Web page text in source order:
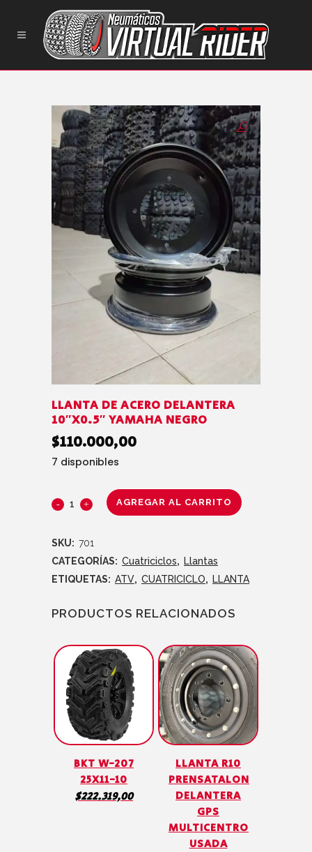
LLANTA DE ACERO DELANTERA
10″X0.5″ YAMAHA NEGRO
$110.000,00
7 disponibles
AGREGAR AL CARRITO
SKU: 701
CATEGORÍAS: Cuatriciclos, Llantas
ETIQUETAS: ATV, CUATRICICLO, LLANTA
PRODUCTOS RELACIONADOS
BKT W-207
25X11-10
$222.319,00
LLANTA R10
PRENSATALON
DELANTERA
GPS
MULTICENTRO
USADA